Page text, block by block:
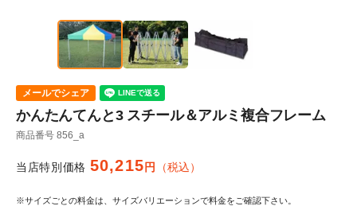
かんたんてんと3 スチール＆アルミ複合フレーム
商品番号 856_a
当店特別価格 50,215 税込
※サイズごとの料金は、サイズバリエーションで料金をご確認下さい。
メールでシェア